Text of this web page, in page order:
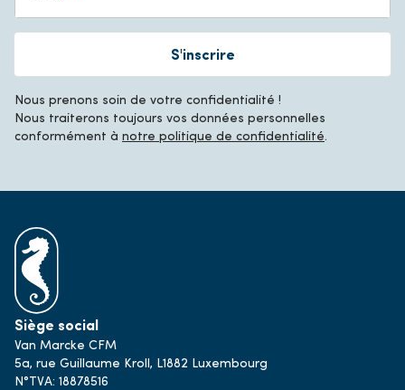
S'inscrire
Nous prenons soin de votre confidentialité !
Nous traiterons toujours vos données personnelles
conformément à notre politique de confidentialité.
Siège social
Van Marcke CFM
5a, rue Guillaume Kroll, L1882 Luxembourg
N°TVA: 18878516